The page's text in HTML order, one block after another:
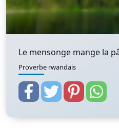
Le mensonge mange la
Proverbe rwandais